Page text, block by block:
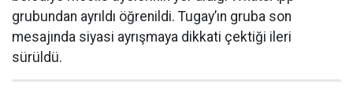
grubundan ayrıldı öğrenildi. Tugay’ın gruba son
mesajında siyasi ayrışmaya dikkati çektiği ileri
sürüldü.